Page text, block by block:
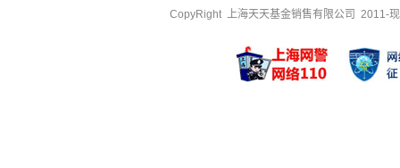
CopyRight 上海天天基金销售有限公司 2011-